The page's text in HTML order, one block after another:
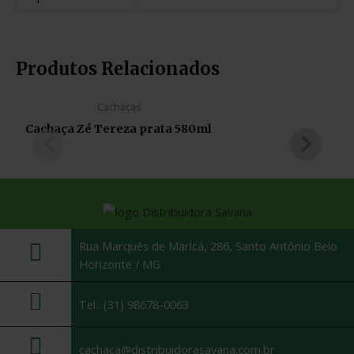
Produtos Relacionados
Cachaças
Cachaça Zé Tereza prata 580ml
Rua Marquês de Maricá, 286, Santo Antônio Belo
Horizonte / MG
Tel.: (31) 98678-0063
cachaca@distribuidorasavana.com.br